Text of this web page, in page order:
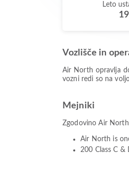
Leto
Vozlišče in
Air North opravlja
vozni redi so na
Mejniki
Zgodovino Air North
Air North is
200 Class C &